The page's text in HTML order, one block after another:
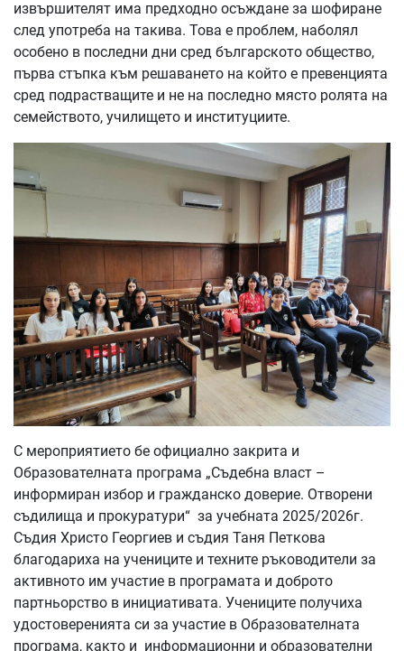
извършителят има предходно осъждане за шофиране
след употреба на такива. Това е проблем, наболял
особено в последни дни сред българското общество,
първа стъпка към решаването на който е превенцията
сред подрастващите и не на последно място ролята на
семейството, училището и институциите.
С мероприятието бе официално закрита и
Образователната програма „Съдебна власт –
информиран избор и гражданско доверие. Отворени
съдилища и прокуратури“ за учебната 2025/2026г.
Съдия Христо Георгиев и съдия Таня Петкова
благодариха на учениците и техните ръководители за
активното им участие в програмата и доброто
партньорство в инициативата. Учениците получиха
удостоверенията си за участие в Образователната
програма, както и информационни и образователни